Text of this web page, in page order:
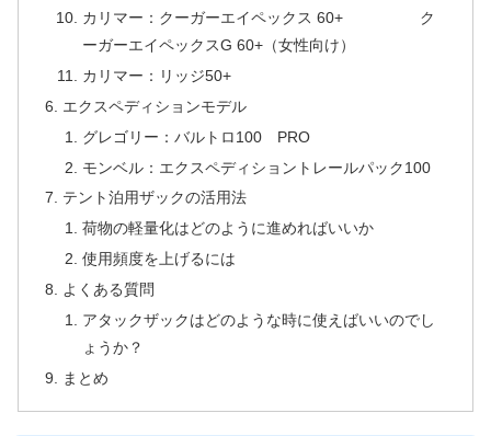
カリマー：クーガーエイペックス 60+ ク
ーガーエイペックスG 60+（女性向け）
カリマー：リッジ50+
エクスペディションモデル
グレゴリー：バルトロ100 PRO
モンベル：エクスペディショントレールパック100
テント泊用ザックの活用法
荷物の軽量化はどのように進めればいいか
使用頻度を上げるには
よくある質問
アタックザックはどのような時に使えばいいのでし
ょうか？
まとめ